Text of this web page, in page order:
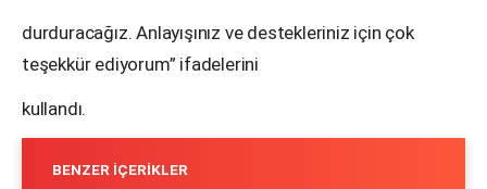
durduracağız. Anlayışınız ve destekleriniz için çok
teşekkür ediyorum” ifadelerini
kullandı.
BENZER İÇERIKLER